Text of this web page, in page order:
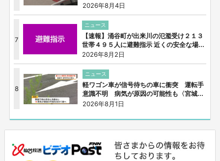
2026年8月4日
7
ニュース
【速報】涌谷町が出来川の氾濫受け２１３
世帯４９５人に避難指示 近くの安全な場...
2026年8月2日
8
ニュース
軽ワゴン車が信号待ちの車に衝突 運転手
意識不明 病気が原因の可能性も〈宮城...
2026年8月1日